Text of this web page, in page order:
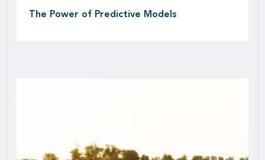
The Power of Predictive Models